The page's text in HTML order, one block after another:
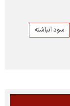
سود انباشته